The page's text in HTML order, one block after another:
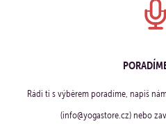
Rádi ti s výběrem poradíme, napiš
(info@yogastore.cz) nebo